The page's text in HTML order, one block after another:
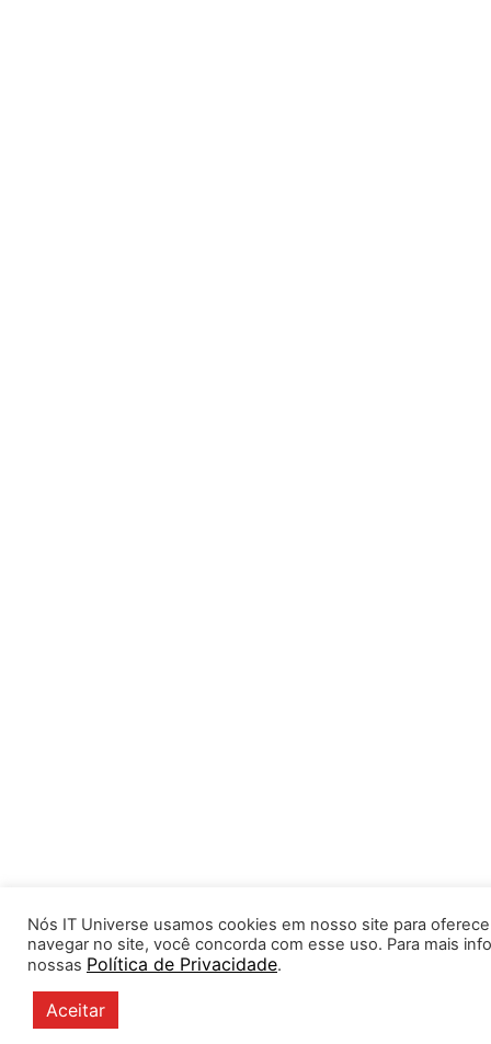
Nós IT Universe usamos cookies em nosso site para
navegar no site, você concorda com esse uso. Para mais
nossas Política de Privacidade.
Aceitar